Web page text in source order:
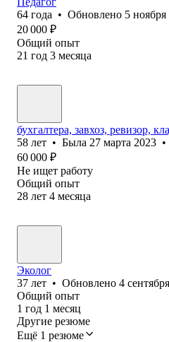
64 года • Обновлено 5
20 000 ₽
Общий опыт
21 год 3 месяца
бухгалтера, завхоз, ревизор,
58 лет • Была 27 марта 2023 •
60 000 ₽
Не ищет работу
Общий опыт
28 лет 4 месяца
Эколог
37 лет • Обновлено 4
Общий опыт
1 год 1 месяц
Другие резюме
Ещё 1 резюме